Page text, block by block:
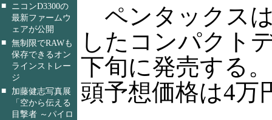
■
ニコンD3300の
最新ファームウ
ェアが公開
■ 無制限でRAWも
保存できるオン
ラインストレー
ジ
■
加藤健志写真展
「空から伝える
目撃者 ～パイロ
ペンタックス
したコンパクト
下旬に発売する
頭予想価格は4万